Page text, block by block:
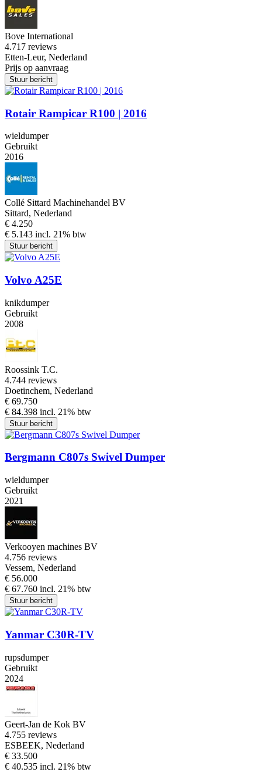
Bove International
4.717 reviews
Etten-Leur, Nederland
Prijs op aanvraag
Stuur bericht
Rotair Rampicar R100 | 2016
wieldumper
Gebruikt
2016
Collé Sittard Machinehandel BV
Sittard, Nederland
€ 4.250
€ 5.143 incl. 21% btw
Stuur bericht
Volvo A25E
knikdumper
Gebruikt
2008
Roossink T.C.
4.744 reviews
Doetinchem, Nederland
€ 69.750
€ 84.398 incl. 21% btw
Stuur bericht
Bergmann C807s Swivel Dumper
wieldumper
Gebruikt
2021
Verkooyen machines BV
4.756 reviews
Vessem, Nederland
€ 56.000
€ 67.760 incl. 21% btw
Stuur bericht
Yanmar C30R-TV
rupsdumper
Gebruikt
2024
Geert-Jan de Kok BV
4.755 reviews
ESBEEK, Nederland
€ 33.500
€ 40.535 incl. 21% btw